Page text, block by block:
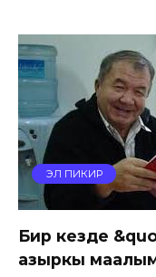
ЭЛ ПИКИР
Бир кезде
азыркы